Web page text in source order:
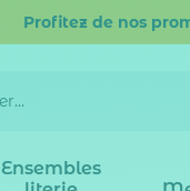
Profitez de nos
Ensembles